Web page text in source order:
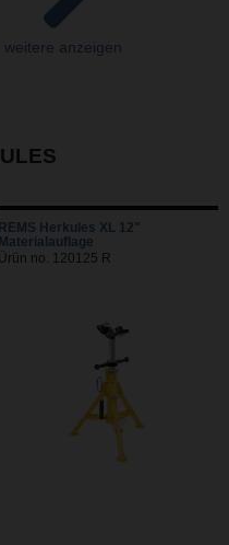
weitere anzeigen
REMS Herkules XL 12"
Materialauflage
Ürün no. 120125 R